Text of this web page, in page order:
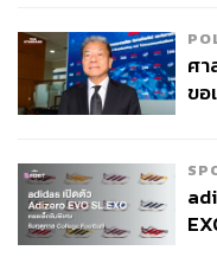
https://
https://
social-crisis/
ศา
ขอ